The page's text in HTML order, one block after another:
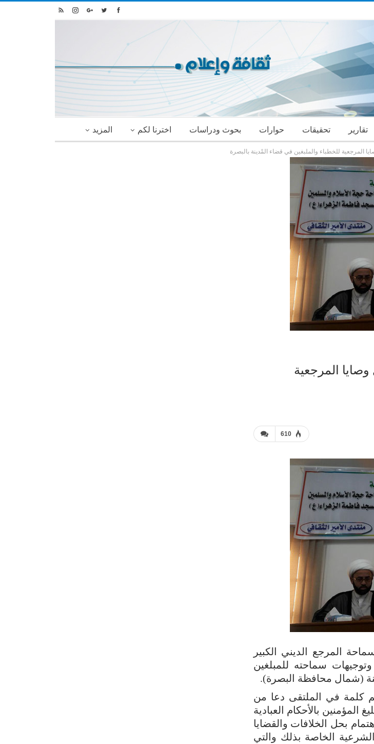
تقارير تحقيقات حوارات بحوث ودراسات اخترنا لكم المزيد
المرجعية للخطباء والملبغين في قضاء المْدينة بالبصرة
المرجعية
610
المرجع الديني الكبير
سماحته للمبلغين
(شمال محافظة البصرة).
كلمة في الملتقى دعا من
بالأحكام العبادية
بحل الخلافات والقضايا
الخاصة بذلك والتي